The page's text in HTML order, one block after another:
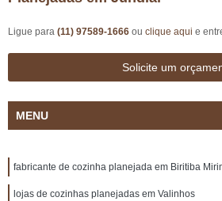
Ligue para (11) 97589-1666 ou clique aqui e
Solicite um
MENU
fabricante de cozinha planejada em Biritiba
lojas de cozinhas planejadas em Valinhos